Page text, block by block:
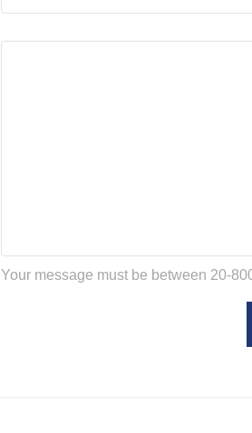
Your message must be between 20-